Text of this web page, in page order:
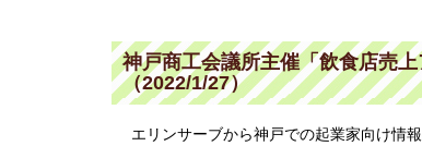
神戸商工会議所主催「飲食店売
（2022/1/27）
エリンサーブから神戸での起業家向け情